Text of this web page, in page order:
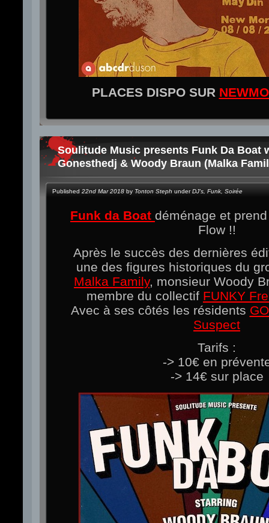
PLACES DISPO SUR
Soulitude Music presents Funk Da Boat
Gonesthedj & Woody Braun (Malka
Published 22nd Mar 2018 by Tonton Steph underDJ's Funk Soirée
Funk da Boat déménage et
Flow !!
Après le succès des dernières
une des figures historiques du
Malka Family, monsieur Woody
membre du collectif FUNKY
Avec à ses côtés les résidents
Suspect
Tarifs :
-> 10€ en
-> 14€ sur place